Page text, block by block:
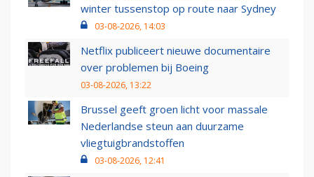
winter tussenstop op route naar Sydney
03-08-2026, 14:03
Netflix publiceert nieuwe documentaire
over problemen bij Boeing
03-08-2026, 13:22
Brussel geeft groen licht voor massale
Nederlandse steun aan duurzame
vliegtuigbrandstoffen
03-08-2026, 12:41